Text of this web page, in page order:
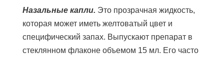
Назальные капли. Это прозрачная жидкость,
которая может иметь желтоватый цвет и
специфический запах. Выпускают препарат в
стеклянном флаконе объемом 15 мл. Его часто